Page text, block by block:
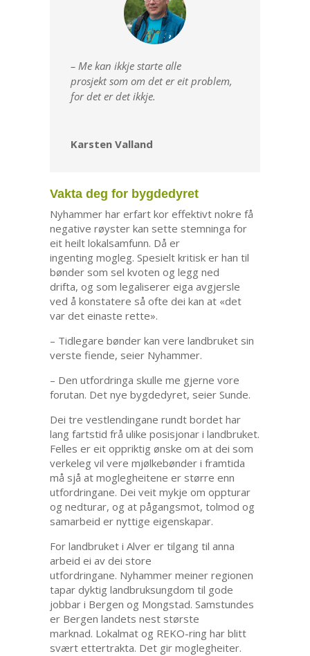
– Me kan ikkje starte alle
prosjekt som om det er eit problem,
for det er det ikkje.
Karsten Valland
Vakta deg for bygdedyret
Nyhammer har erfart kor effektivt nokre få
negative røyster kan sette stemninga for
eit heilt lokalsamfunn. Då er
ingenting mogleg. Spesielt kritisk er han til
bønder som sel kvoten og legg ned
drifta, og som legaliserer eiga avgjersle
ved å konstatere så ofte dei kan at «det
var det einaste rette».
– Tidlegare bønder kan vere landbruket sin
verste fiende, seier Nyhammer.
– Den utfordringa skulle me gjerne vore
forutan. Det nye bygdedyret, seier Sunde.
Dei tre vestlendingane rundt bordet har
lang fartstid frå ulike posisjonar i landbruket.
Felles er eit oppriktig ønske om at dei som
verkeleg vil vere mjølkebønder i framtida
må sjå at moglegheitene er større enn
utfordringane. Dei veit mykje om oppturar
og nedturar, og at pågangsmot, tolmod og
samarbeid er nyttige eigenskapar.
For landbruket i Alver er tilgang til anna
arbeid ei av dei store
utfordringane. Nyhammer meiner regionen
tapar dyktig landbruksungdom til gode
jobbar i Bergen og Mongstad. Samstundes
er Bergen landets nest største
marknad. Lokalmat og REKO-ring har blitt
svært ettertrakta. Det gir moglegheiter.